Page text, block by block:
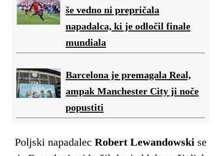
še vedno ni prepričala
napadalca, ki je odločil finale
mundiala
Barcelona je premagala Real,
ampak Manchester City ji noče
popustiti
Poljski napadalec Robert Lewandowskise